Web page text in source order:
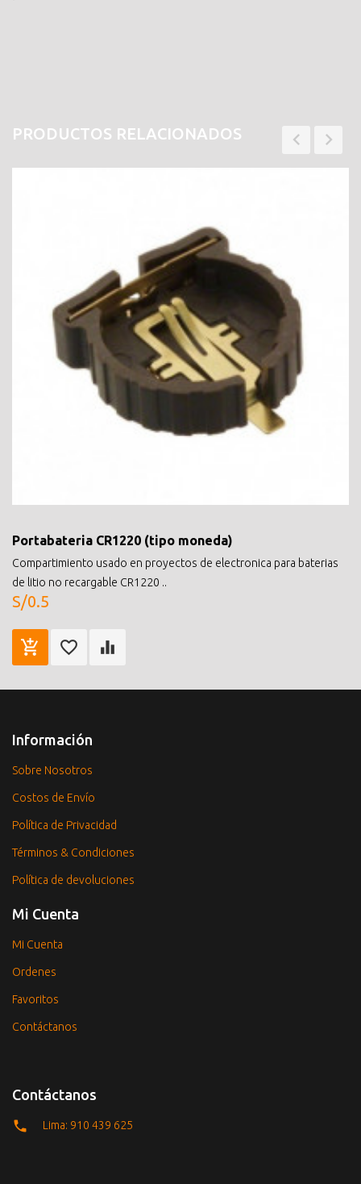
PRODUCTOS RELACIONADOS
Portabateria CR1220 (tipo moneda)
Compartimiento usado en proyectos de electronica para baterias
de litio no recargable CR1220 ..
S/0.5
Información
Sobre Nosotros
Costos de Envío
Política de Privacidad
Términos & Condiciones
Política de devoluciones
Mi Cuenta
Mi Cuenta
Ordenes
Favoritos
Contáctanos
Contáctanos
Lima: 910 439 625